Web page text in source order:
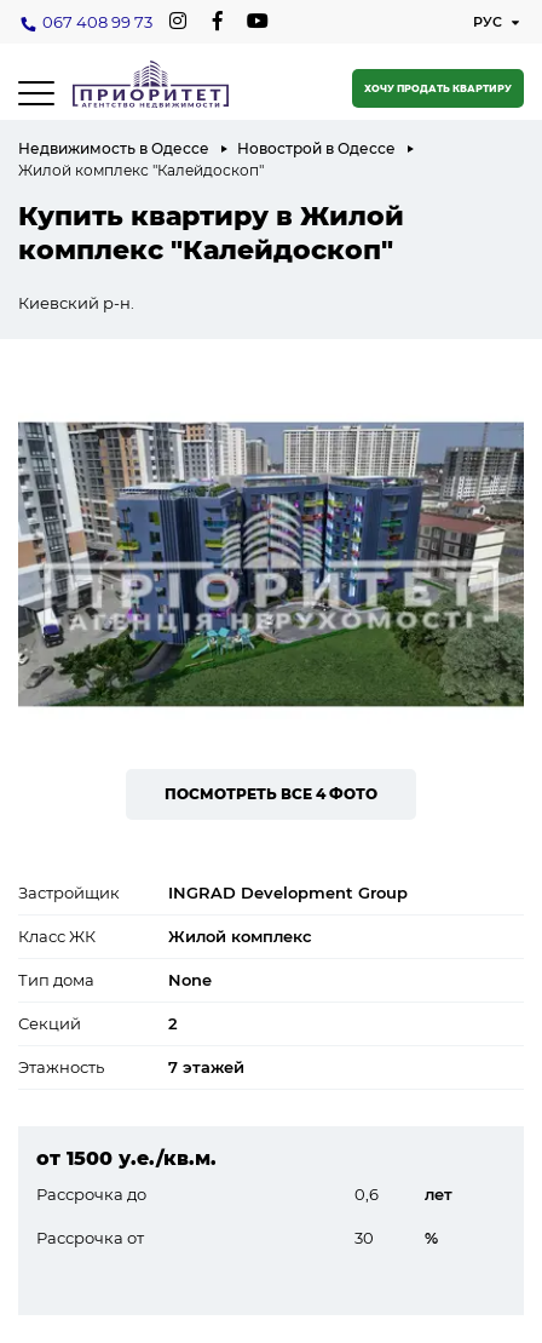
067 408 99 73
ХОЧУ ПРОДАТЬ КВАРТИРУ
Недвижимость в Одессе
Новострой в Одессе
Жилой комплекс "Калейдоскоп"
Купить квартиру в Жилой
комплекс "Калейдоскоп"
Киевский р-н.
ПОСМОТРЕТЬ ВСЕ 4 ФОТО
Застройщик INGRAD Development Group
Класс ЖК Жилой комплекс
Тип дома None
Секций 2
Этажность 7 этажей
от 1500 у.е./кв.м.
Рассрочка до 0,6 лет
Рассрочка от 30 %